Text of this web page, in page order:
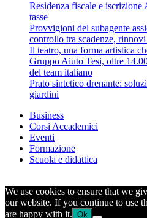
Residenza fiscale e
tasse
Provvigioni del subagente
controllo tra scadenze,
Il teatro, una forma artistica
Gruppo Aiuto Tesi, oltre
del team italiano
Prato sintetico drenante:
giardini
Business
Corsi Accademici
Eventi
Formazione
Scuola e didattica
We use cookies to ensure that we
our website. If you continue to use
are happy with it. Ok